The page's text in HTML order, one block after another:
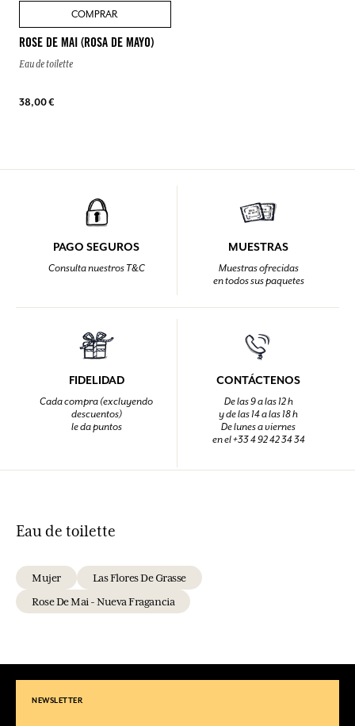
COMPRAR
ROSE DE MAI (ROSA DE MAYO)
Eau de toilette
38,00 €
PAGO SEGUROS
Consulta nuestros T&C
MUESTRAS
Muestras ofrecidas
en todos sus paquetes
FIDELIDAD
Cada compra (excluyendo
descuentos)
le da puntos
CONTÁCTENOS
De las 9 a las 12 h
y de las 14 a las 18 h
De lunes a viernes
en el +33 4 92 42 34 34
Eau de toilette
Mujer
Las Flores De Grasse
Rose De Mai - Nueva Fragancia
NEWSLETTER